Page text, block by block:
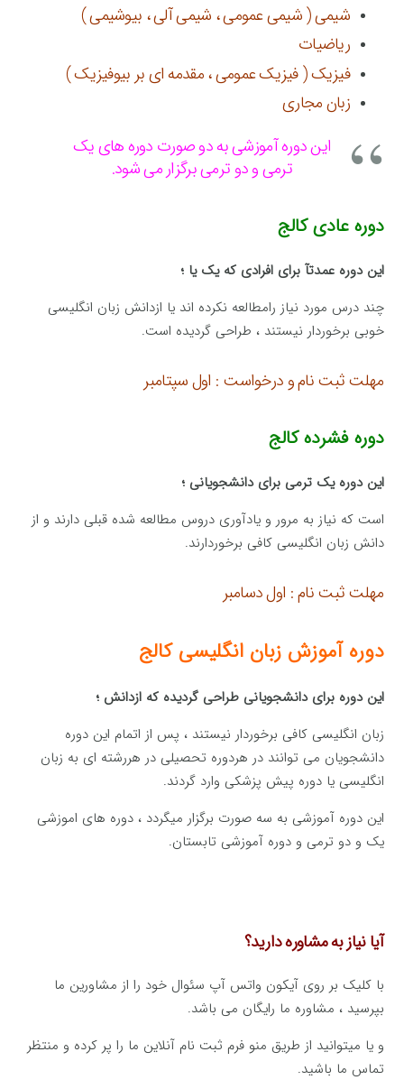
شیمی ( شیمی عمومی ، شیمی آلی ، بیوشیمی )
ریاضیات
فیزیک ( فیزیک عمومی ، مقدمه ای بر بیوفیزیک )
زبان مجاری
این دوره آموزشی به دو صورت دوره های یک
ترمی و دو ترمی برگزار می شود.
دوره عادی کالج
این دوره عمدتآ برای افرادی که یک یا ؛
چند درس مورد نیاز رامطالعه نکرده اند یا ازدانش زبان انگلیسی
خوبی برخوردار نیستند ، طراحی گردیده است.
مهلت ثبت نام و درخواست : اول سپتامبر
دوره فشرده کالج
این دوره یک ترمی برای دانشجویانی ؛
است که نیاز به مرور و یادآوری دروس مطالعه شده قبلی دارند و از
دانش زبان انگلیسی کافی برخوردارند.
مهلت ثبت نام : اول دسامبر
دوره آموزش زبان انگلیسی کالج
این دوره برای دانشجویانی طراحی گردیده که ازدانش ؛
زبان انگلیسی کافی برخوردار نیستند ، پس از اتمام این دوره
دانشجویان می توانند در هردوره تحصیلی در هررشته ای به زبان
انگلیسی یا دوره پیش پزشکی وارد گردند.
این دوره آموزشی به سه صورت برگزار میگردد ، دوره های اموزشی
یک و دو ترمی و دوره آموزشی تابستان.
آیا نیاز به مشاوره دارید؟
با کلیک بر روی آیکون واتس آپ سئوال خود را از مشاورین ما
بپرسید ، مشاوره ما رایگان می باشد.
و یا میتوانید از طریق منو فرم ثبت نام آنلاین ما را پر کرده و منتظر
تماس ما باشید.